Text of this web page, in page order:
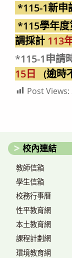
*115-1新申
*115學年度
調採計 113
*115-1申請
15日
(逾時
Post Views:
校內連結
教師信箱
學生信箱
校務行事曆
性平教育網
本土教育網
課程計劃網
環境教育網